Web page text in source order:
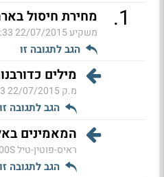
1
. מחירת חיסול
משקיע22/07/2015 11:33
הגב לתגובה זו
מילים
מ.ק22/07/2015 19:53
הגב לתגובה זו
המאמינים
ראיס-פוטין-טיל 400S
הגב לתגובה זו